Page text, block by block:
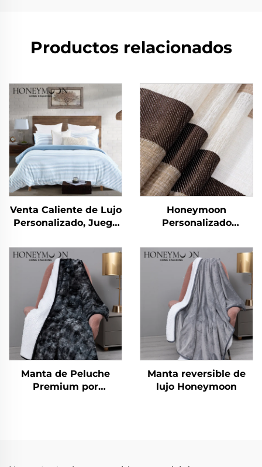
Productos relacionados
Venta Caliente de Lujo
Personalizado, Juego
Rayas Cationicas de
90 gsm, 3 Piezas, con
Suave Tacto
Honeymoon
Personalizado
Listas para Dormitorio
y Sala de Estar con
Ojales Transparentes
para Ventana
Manta de Peluche
Premium por
Todas las Temporadas
Manta reversible de
lujo Honeymoon